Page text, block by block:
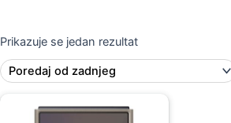
Prikazuje se jedan rezultat
price
price